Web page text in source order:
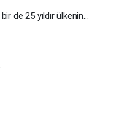
de 25 yıldır ülkenin…